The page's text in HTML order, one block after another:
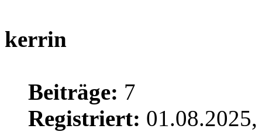
kerrin
Beiträge: 7
Registriert: